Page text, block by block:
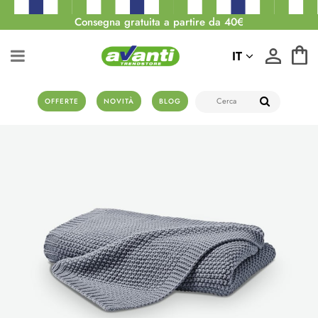
Consegna gratuita a partire da 40€
OFFERTE NOVITÀ BLOG
IT